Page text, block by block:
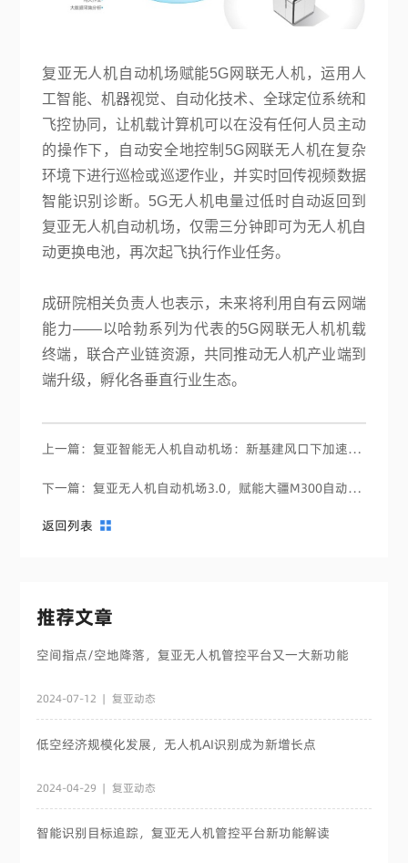
复亚无人机自动机场赋能5G网联无人机，运用人
工智能、机器视觉、自动化技术、全球定位系统和
飞控协同，让机载计算机可以在没有任何人员主动
的操作下，自动安全地控制5G网联无人机在复杂
环境下进行巡检或巡逻作业，并实时回传视频数据
智能识别诊断。5G无人机电量过低时自动返回到
复亚无人机自动机场，仅需三分钟即可为无人机自
动更换电池，再次起飞执行作业任务。
成研院相关负责人也表示，未来将利用自有云网端
能力——以哈勃系列为代表的5G网联无人机机载
终端，联合产业链资源，共同推动无人机产业端到
端升级，孵化各垂直行业生态。
上一篇：复亚智能无人机自动机场：新基建风口下加速爆发
下一篇：复亚无人机自动机场3.0，赋能大疆M300自动巡检巡逻
返回列表
推荐文章
空间指点/空地降落，复亚无人机管控平台又一大新功能
2024-07-12 | 复亚动态
低空经济规模化发展，无人机AI识别成为新增长点
2024-04-29 | 复亚动态
智能识别目标追踪，复亚无人机管控平台新功能解读